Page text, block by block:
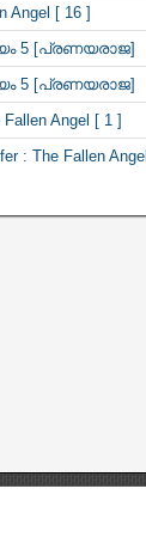
Angel [ 16 ]
5 [പ്രണയരാജ]
5 [പ്രണയരാജ]
Angel [ 1 ]
: The Fallen Angel